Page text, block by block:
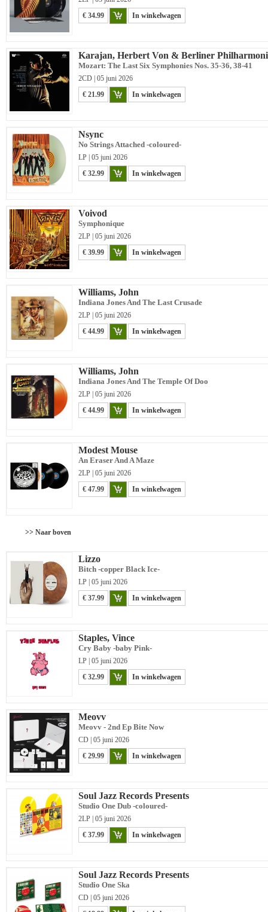
€ 34.99
In winkelwagen
Karajan, Herbert Von & Berliner
Mozart: The Last Six Symphonies Nos. 35-36, 38-41
2CD | 05 juni 2026
€ 21.99
In winkelwagen
Nsync
No Strings Attached -coloured-
LP | 05 juni 2026
€ 32.99
In winkelwagen
Voivod
Symphonique
2LP | 05 juni 2026
€ 39.99
In winkelwagen
Williams, John
Indiana Jones And The Last Crusade
2LP | 05 juni 2026
€ 44.99
In winkelwagen
Williams, John
Indiana Jones And The Temple Of Doo
2LP | 05 juni 2026
€ 44.99
In winkelwagen
Modest Mouse
An Eraser And A Maze
2LP | 05 juni 2026
€ 47.99
In winkelwagen
>> Naar boven
Lizzo
Bitch -copper Black Ice-
LP | 05 juni 2026
€ 37.99
In winkelwagen
Staples, Vince
Cry Baby -baby Pink-
LP | 05 juni 2026
€ 32.99
In winkelwagen
Meovv
Meovv - 2nd Ep Bite Now
CD | 05 juni 2026
€ 29.99
In winkelwagen
Soul Jazz Records Presents
Studio One Dub -coloured-
2LP | 05 juni 2026
€ 37.99
In winkelwagen
Soul Jazz Records Presents
Studio One Ska
CD | 05 juni 2026